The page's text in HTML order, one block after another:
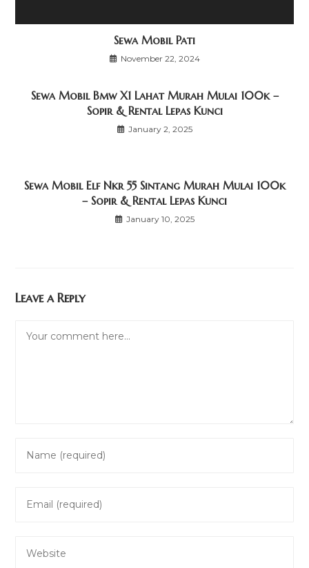
Sewa Mobil Pati
November 22, 2024
Sewa Mobil Bmw X1 Lahat Murah Mulai 100k –
Sopir & Rental Lepas Kunci
January 2, 2025
Sewa Mobil Elf Nkr 55 Sintang Murah Mulai 100k
– Sopir & Rental Lepas Kunci
January 10, 2025
Leave a Reply
your
comment
your
address
your